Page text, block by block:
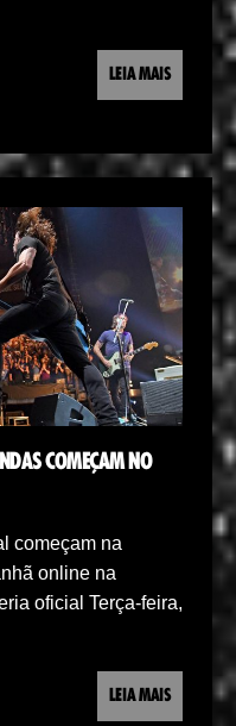
LEIA MAIS
COMEÇAM NO
começam na
online na
oficial Terça-feira,
LEIA MAIS